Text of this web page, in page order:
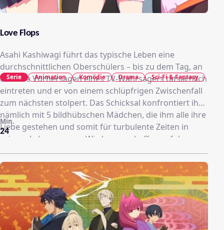
Love Flops
Asahi Kashiwagi führt das typische Leben eine
durchschnittlichen Oberschülers – bis zu dem Tag, an
dem die Vorhersagen eines TV-Wahrsagers tatsächlich
eintreten und er von einem schlüpfrigen Zwischenfall
zum nächsten stolpert. Das Schicksal konfrontiert ihn
nämlich mit 5 bildhübschen Mädchen, die ihm alle ihre
Liebe gestehen und somit für turbulente Zeiten in
seinem Leben sorgen. Wird er es schaffen auf dem
Pfad der Tugend zu bleiben und die perfekte Liebe zu
finden? Oder steuert er im Sauseschritt auf den
epischsten Flop seines Lebens zu?
24
Min.
Serie Animation Komödie Drama Sci-Fi & Fantasy